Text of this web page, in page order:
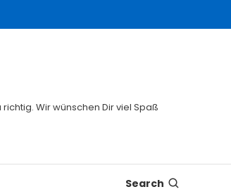
Wir wünschen Dir viel Spaß
Search